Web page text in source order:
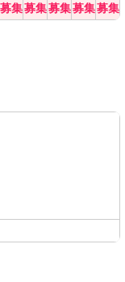
募集募集募集募集募集